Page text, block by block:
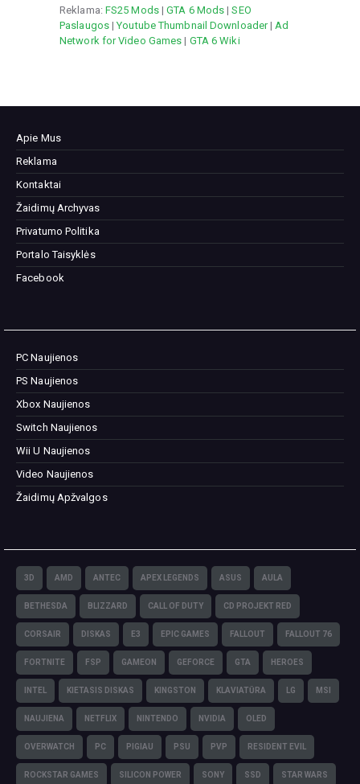
Reklama: FS25 Mods|GTA 6 Mods |SEO
Paslaugos|Youtube Thumbnail Downloader| Ad
Network for Video Games | GTA 6 Wiki
Apie Mus
Reklama
Kontaktai
Žaidimų Archyvas
Privatumo Politika
Portalo Taisyklės
Facebook
PC Naujienos
PS Naujienos
Xbox Naujienos
Switch Naujienos
Wii U Naujienos
Video Naujienos
Žaidimų Apžvalgos
3D AMD ANTEC APEX LEGENDS ASUS AULA
BETHESDA BLIZZARD CALL OF DUTY CD PROJEKT RED
CORSAIR DISKAS E3 EPIC GAMES FALLOUT FALLOUT 76
FORTNITE FSP GAMEON GEFORCE GTA HEROES
INTEL KIETASIS DISKAS KINGSTON KLAVIATŪRA LG MSI
NAUJIENA NETFLIX NINTENDO NVIDIA OLED
OVERWATCH PC PIGIAU PSU PVP RESIDENT EVIL
ROCKSTAR GAMES SILICON POWER SONY SSD STAR WARS